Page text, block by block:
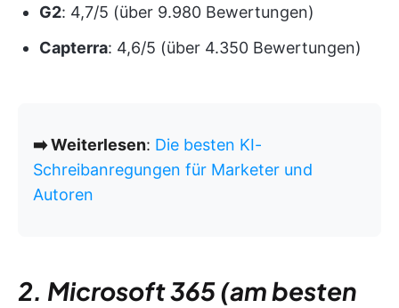
G2: 4,7/5 (über 9.980 Bewertungen)
Capterra: 4,6/5 (über 4.350 Bewertungen)
➡️ Weiterlesen: Die besten KI-
Schreibanregungen für Marketer und
Autoren
2. Microsoft 365 (am besten